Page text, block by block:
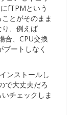
fTPMという
とがそのまま
、例えば
合、CPU交換
ートしなく
ンストールし
で大丈夫だろ
チェックしま